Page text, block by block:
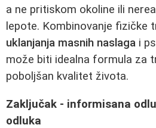
a ne pritiskom okoline ili
lepote. Kombinovanje fizičke
uklanjanja masnih naslaga i
može biti idealna formula za
poboljšan kvalitet života.
Zaključak - informisana
odluka